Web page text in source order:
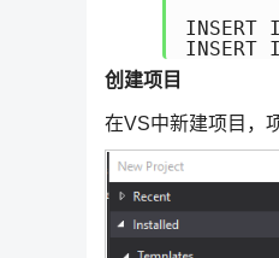
INSERT
INSERT
创建项目
在VS中新建项目，